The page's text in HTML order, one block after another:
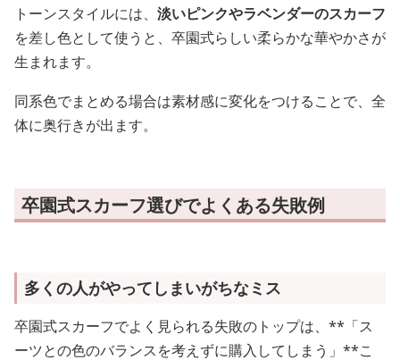
トーンスタイルには、 淡いピンクやラベンダーのスカーフ
を差し色として使うと、卒園式らしい柔らかな華やかさが
生まれます。
同系色でまとめる場合は素材感に変化をつけることで、全
体に奥行きが出ます。
卒園式スカーフ選びでよくある失敗例
多くの人がやってしまいがちなミス
卒園式スカーフでよく見られる失敗のトップは、**「ス
ーツとの色のバランスを考えずに購入してしまう」**こ